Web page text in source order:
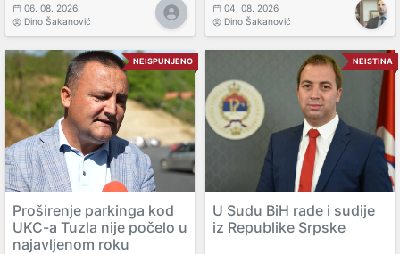
06. 08. 2026
Dino Šakanović
04. 08. 2026
Dino Šakanović
NEISPUNJENO
Proširenje parkinga kod
UKC-a Tuzla nije počelo u
najavljenom roku
NEISTINA
U Sudu BiH rade i sudije
iz Republike Srpske